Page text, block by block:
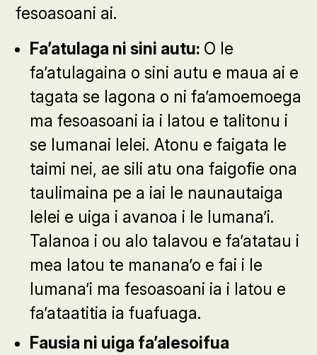
fesoasoani ai.
Fa’atulaga ni sini autu: O le
fa’atulagaina o sini autu e maua ai e
tagata se lagona o ni fa’amoemoega
ma fesoasoani ia i latou e talitonu i
se lumanai lelei. Atonu e faigata le
taimi nei, ae sili atu ona faigofie ona
taulimaina pe a iai le naunautaiga
lelei e uiga i avanoa i le lumana’i.
Talanoa i ou alo talavou e fa’atatau i
mea latou te manana’o e fai i le
lumana’i ma fesoasoani ia i latou e
fa’ataatitia ia fuafuaga.
Fausia ni uiga fa’alesoifua